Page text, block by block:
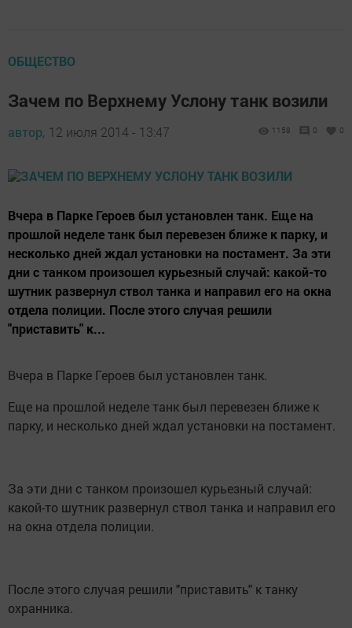
ОБЩЕСТВО
Зачем по Верхнему Услону танк возили
автор, 12 июля 2014 - 13:47 1158 0 0
Вчера в Парке Героев был установлен танк. Еще на
прошлой неделе танк был перевезен ближе к парку, и
несколько дней ждал установки на постамент. За эти
дни с танком произошел курьезный случай: какой-то
шутник развернул ствол танка и направил его на окна
отдела полиции. После этого случая решили
"приставить" к...
Вчера в Парке Героев был установлен танк.
Еще на прошлой неделе танк был перевезен ближе к
парку, и несколько дней ждал установки на постамент.
За эти дни с танком произошел курьезный случай:
какой-то шутник развернул ствол танка и направил его
на окна отдела полиции.
После этого случая решили "приставить" к танку
охранника.